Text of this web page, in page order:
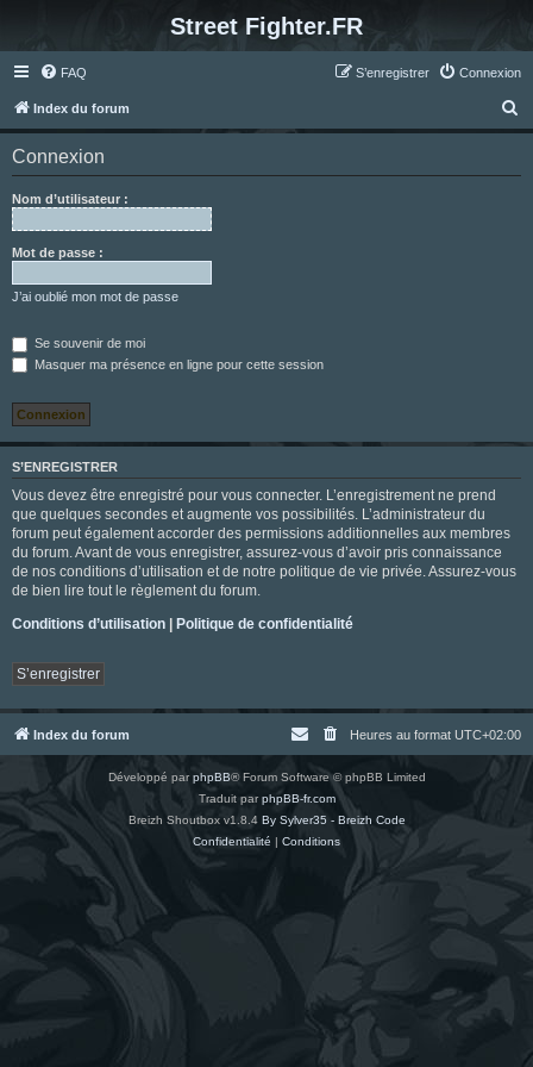
Street Fighter.FR
FAQ Connexion
S’enregistrer
Index du forum
e
Connexion
Nom d’utilisateur :
Mot de passe :
J’ai oublié mon mot de passe
Se souvenir de moi
Masquer ma présence en ligne pour cette session
S’ENREGISTRER
Vous devez être enregistré pour vous connecter. L’enregistrement ne prend
que quelques secondes et augmente vos possibilités. L’administrateur du
forum peut également accorder des permissions additionnelles aux membres
du forum. Avant de vous enregistrer, assurez-vous d’avoir pris connaissance
de nos conditions d’utilisation et de notre politique de vie privée. Assurez-vous
de bien lire tout le règlement du forum.
Conditions d’utilisation | Politique de confidentialité
S’enregistrer
Index du forum Heures au format UTC+02:00
Développé parphpBB® Forum Software © phpBB Limited
Traduit parphpBB-fr.com
Breizh Shoutbox v1.8.4 By Sylver35 - Breizh Code
Confidentialité | Conditions